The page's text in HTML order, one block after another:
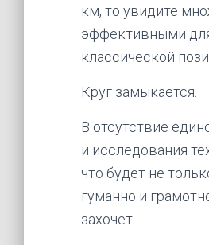
км, то увидите
эффективными
классической
Круг замыкается.
В отсутствие
и исследования
что будет не
гуманно и
захочет.